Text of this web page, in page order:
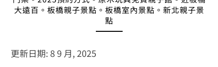
大遠百。板橋親子景點。板橋室內景點。新北親子景
點
更新日期: 8 9 月, 2025